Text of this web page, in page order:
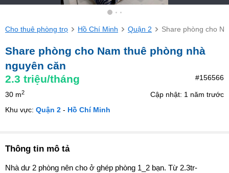
Cho thuê phòng trọ Hồ Chí Minh Quận 2 Share phòng cho
Share phòng cho Nam thuê phòng nhà
nguyên căn
2.3 triệu/tháng #156566
30 m2
Cập nhật: 1 năm trước
Khu vực: Quận 2 - Hồ Chí Minh
Thông tin mô tả
Nhà dư 2 phòng nên cho ở ghép phòng 1_2 bạn. Từ 2.3tr-